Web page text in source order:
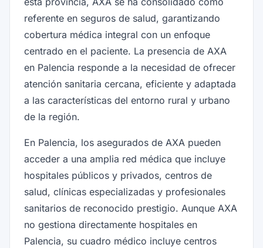
referente en seguros de salud, garantizando
cobertura médica integral con un enfoque
centrado en el paciente. La presencia de AXA
en Palencia responde a la necesidad de ofrecer
atención sanitaria cercana, eficiente y adaptada
a las características del entorno rural y urbano
de la región.
En Palencia, los asegurados de AXA pueden
acceder a una amplia red médica que incluye
hospitales públicos y privados, centros de
salud, clínicas especializadas y profesionales
sanitarios de reconocido prestigio. Aunque AXA
no gestiona directamente hospitales en
Palencia, su cuadro médico incluye centros